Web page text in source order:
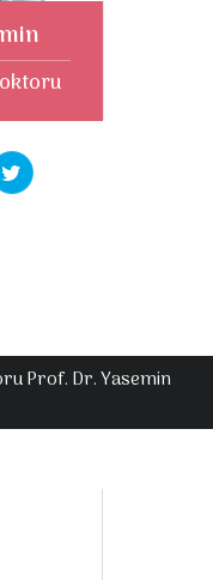
Prof. Dr. Yasemin